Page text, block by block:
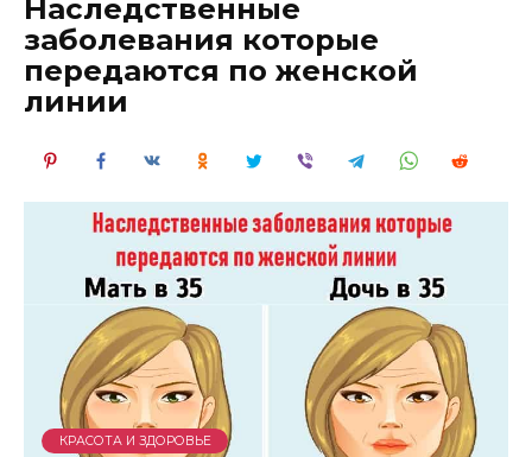
Наследственные
заболевания которые
передаются по женской
линии
КРАСОТА И ЗДОРОВЬЕ